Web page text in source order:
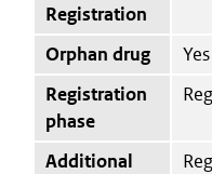
Registration
Orphan drug
Yes
Registration
phase
Additional